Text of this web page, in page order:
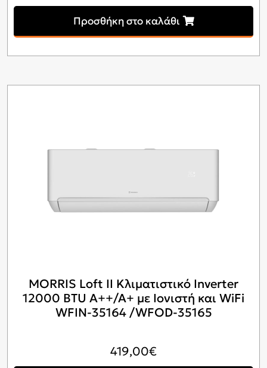
Προσθήκη στο καλάθι
MORRIS Loft II Κλιματιστικό Inverter
12000 BTU A++/A+ με Ιονιστή και WiFi
WFIN-35164 /WFOD-35165
419,00€